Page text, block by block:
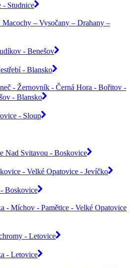
- Studnice
– Vysočany – Drahany –
- Benešov
- Blansko
- Žernovník - Černá Hora - Bořitov -
- Blansko
- Sloup
Nad Svitavou - Boskovice
- Velké Opatovice - Jevíčko
Boskovice
- Míchov - Pamětice - Velké Opatovice
- Letovice
- Letovice